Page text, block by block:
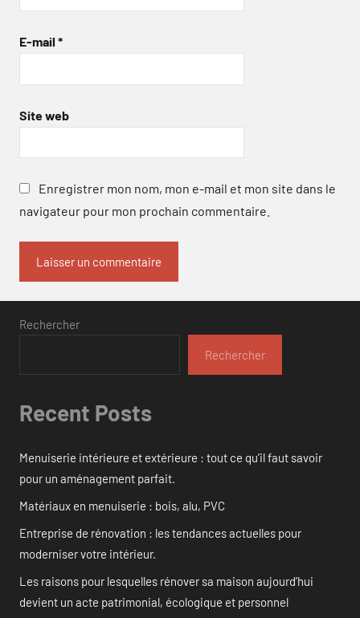
E-mail *
Site web
Enregistrer mon nom, mon e-mail et mon site dans le
navigateur pour mon prochain commentaire.
Rechercher
Rechercher
Recent Posts
Menuiserie intérieure et extérieure : tout ce qu’il faut savoir
pour un aménagement parfait.
Matériaux en menuiserie : bois, alu, PVC
Entreprise de rénovation : les tendances actuelles pour
moderniser votre intérieur.
Les raisons pour lesquelles rénover sa maison aujourd’hui
devient un acte patrimonial, écologique et personnel